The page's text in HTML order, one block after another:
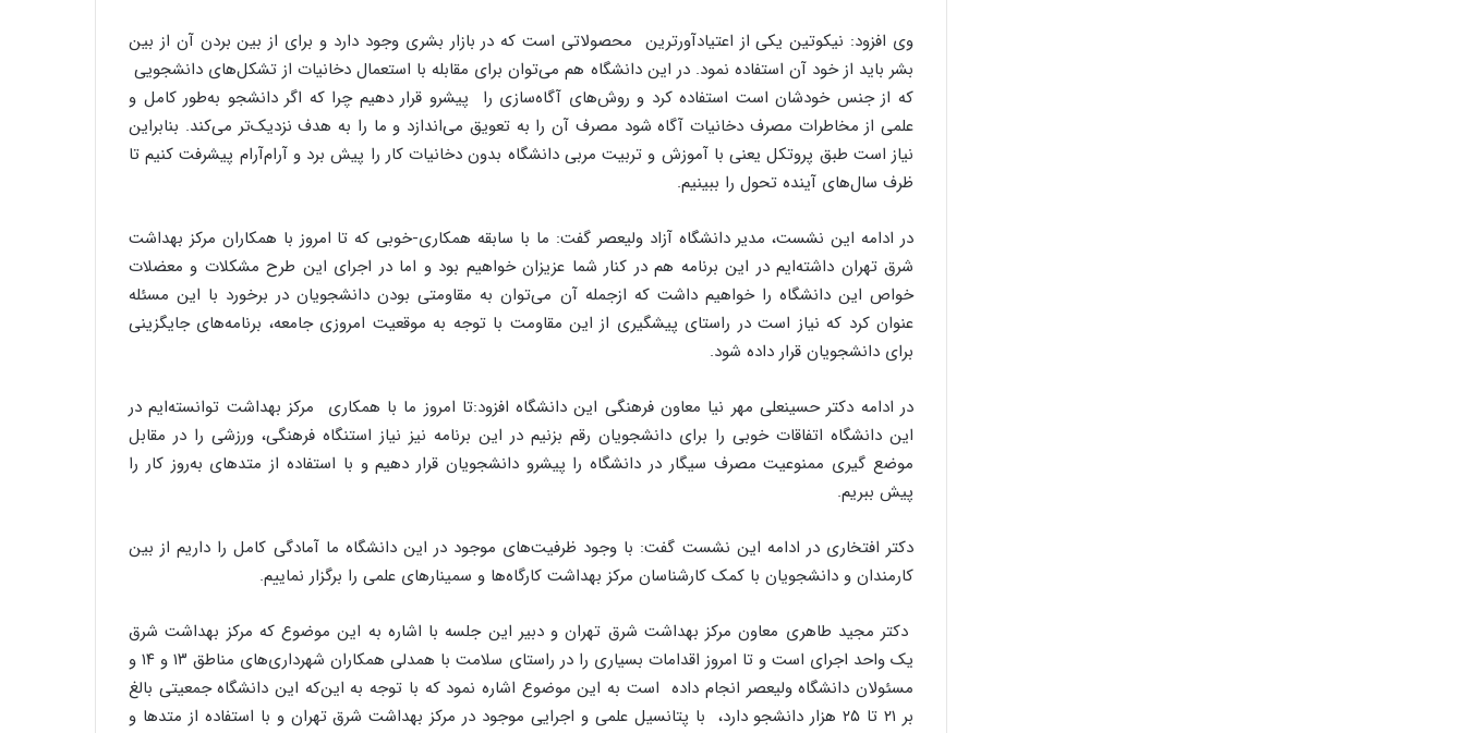
وی افزود: نیکوتین یکی از اعتیادآورترین محصولاتی است که در بازار بشری وجود دارد و برای از بین بردن آن از بین
بشر باید از خود آن استفاده نمود. در این دانشگاه هم می‌توان برای مقابله با استعمال دخانیات از تشکل‌های دانشجویی
که از جنس خودشان است استفاده کرد و روش‌های آگاه‌سازی را پیشرو قرار دهیم چرا که اگر دانشجو به‌طور کامل و
علمی از مخاطرات مصرف دخانیات آگاه شود مصرف آن را به تعویق می‌اندازد و ما را به هدف نزدیک‌تر می‌کند. بنابراین
نیاز است طبق پروتکل یعنی با آموزش و تربیت مربی دانشگاه بدون دخانیات کار را پیش برد و آرام‌آرام پیشرفت کنیم تا
ظرف سال‌های آینده تحول را ببینیم.
در ادامه این نشست، مدیر دانشگاه آزاد ولیعصر گفت: ما با سابقه همکاری-خوبی که تا امروز با همکاران مرکز بهداشت
شرق تهران داشته‌ایم در این برنامه هم در کنار شما عزیزان خواهیم بود و اما در اجرای این طرح مشکلات و معضلات
خواص این دانشگاه را خواهیم داشت که ازجمله آن می‌توان به مقاومتی بودن دانشجویان در برخورد با این مسئله
عنوان کرد که نیاز است در راستای پیشگیری از این مقاومت با توجه به موقعیت امروزی جامعه، برنامه‌های جایگزینی
برای دانشجویان قرار داده شود.
در ادامه دکتر حسینعلی مهر نیا معاون فرهنگی این دانشگاه افزود:تا امروز ما با همکاری مرکز بهداشت توانسته‌ایم در
این دانشگاه اتفاقات خوبی را برای دانشجویان رقم بزنیم در این برنامه نیز نیاز استنگاه فرهنگی، ورزشی را در مقابل
موضع گیری ممنوعیت مصرف سیگار در دانشگاه را پیشرو دانشجویان قرار دهیم و با استفاده از متدهای به‌روز کار را
پیش ببریم.
دکتر افتخاری در ادامه این نشست گفت: با وجود ظرفیت‌های موجود در این دانشگاه ما آمادگی کامل را داریم از بین
کارمندان و دانشجویان با کمک کارشناسان مرکز بهداشت کارگاه‌ها و سمینارهای علمی را برگزار نماییم.
دکتر مجید طاهری معاون مرکز بهداشت شرق تهران و دبیر این جلسه با اشاره به این موضوع که مرکز بهداشت شرق
یک واحد اجرای است و تا امروز اقدامات بسیاری را در راستای سلامت با همدلی همکاران شهرداری‌های مناطق ۱۳ و ۱۴ و
مسئولان دانشگاه ولیعصر انجام داده است به این موضوع اشاره نمود که با توجه به این‌که این دانشگاه جمعیتی بالغ‌
بر ۲۱ تا ۲۵ هزار دانشجو دارد، با پتانسیل علمی و اجرایی موجود در مرکز بهداشت شرق تهران و با استفاده از متدها و